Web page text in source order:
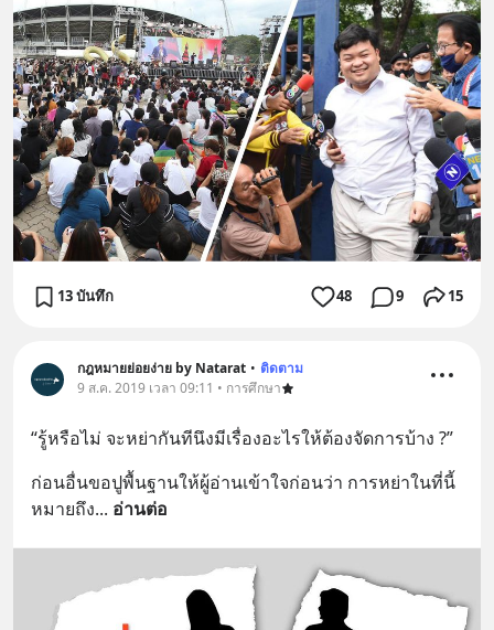
13 บันทึก 48 9 15
กฎหมายย่อยง่าย by Natarat • ติดตาม
9 ส.ค. 2019 เวลา 09:11 • การศึกษา
“รู้หรือไม่ จะหย่ากันทีนึงมีเรื่องอะไรให้ต้องจัดการบ้าง ?”
ก่อนอื่นขอปูพื้นฐานให้ผู้อ่านเข้าใจก่อนว่า การหย่าในที่นี้
หมายถึง... อ่านต่อ